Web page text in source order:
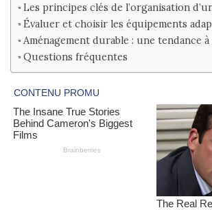
Les principes clés de l’organisation
Évaluer et choisir les équipements
Aménagement durable : une tendance
Questions fréquentes